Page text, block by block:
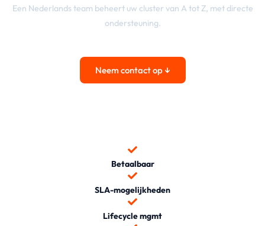
Een Nederlands team beheert uw cluster van A tot Z, met directe
ondersteuning.
Neem contact op ↓
Betaalbaar
SLA-mogelijkheden
Lifecycle mgmt